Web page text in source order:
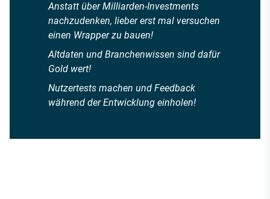
Anstatt über Milliarden-Investments
nachzudenken, lieber erst mal versuchen
einen Wrapper zu bauen!
Altdaten und Branchenwissen sind dafür
Gold wert!
Nutzertests machen und Feedback
während der Entwicklung einholen!